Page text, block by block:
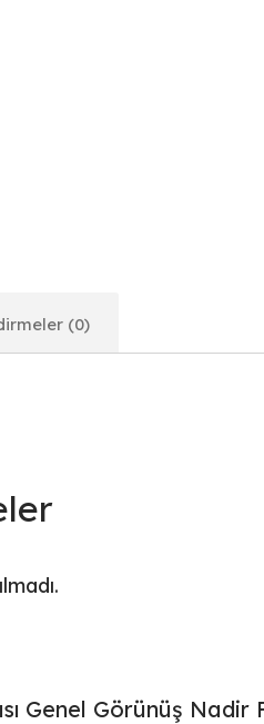
(0)
Genel Görünüş